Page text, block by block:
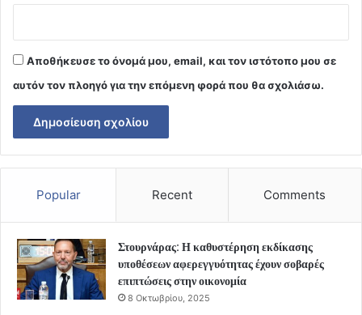
Αποθήκευσε το όνομά μου, email, και τον ιστότοπο μου σε
αυτόν τον πλοηγό για την επόμενη φορά που θα σχολιάσω.
Popular Recent Comments
Στουρνάρας: Η καθυστέρηση εκδίκασης
υποθέσεων αφερεγγυότητας έχουν σοβαρές
επιπτώσεις στην οικονομία
8 Οκτωβρίου, 2025